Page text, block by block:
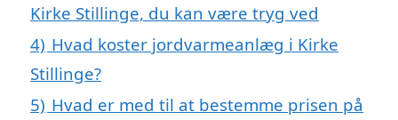
Kirke Stillinge, du kan være tryg ved
4) Hvad koster jordvarmeanlæg i Kirke
Stillinge?
5) Hvad er med til at bestemme prisen på